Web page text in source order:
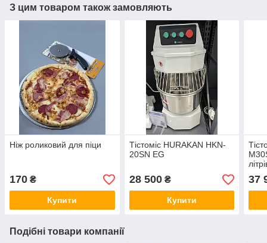
З цим товаром також замовляють
Ніж роликовий для піци
170 ₴
Купити
Тістоміс HURAKAN HKN-
20SN EG
28 500₴
Купити
37
Подібні товари компанії